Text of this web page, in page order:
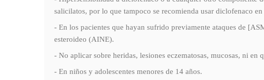
salicilatos, por lo que tampoco se recomienda usar diclofenaco
- En los pacientes que hayan sufrido previamente ataques de
esteroideo (AINE).
- No aplicar sobre heridas, lesiones eczematosas, mucosas, ni en
- En niños y adolescentes menores de 14 años.